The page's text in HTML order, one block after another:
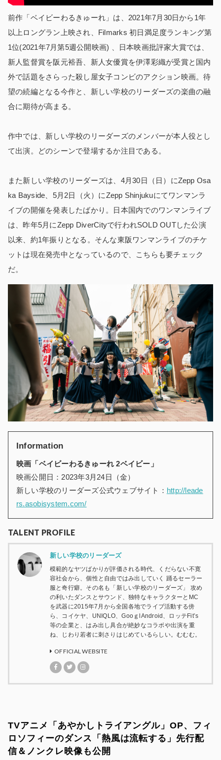
前作「ベイビーわるきゅーれ」は、2021年7月30日から1年
以上ロングラン上映され、Filmarks 初日満足度ランキング第
1位(2021年7月第5週公開映画) 、日本映画批評家大賞では、
新人監督賞を阪元裕吾、新人女優賞を伊澤彩織が受賞と国内
外で話題をさらった殺し屋女子コンビのアクション映画。待
望の続編となる今作と、新しい学校のリーダーズの楽曲の融
合に期待が高まる。
作中では、新しい学校のリーダーズのメンバーが本人役とし
て出演。どのシーンで登場するか注目である。
また新しい学校のリーダーズは、4月30日（日）にZepp Osa
ka Bayside、5月2日（火）にZepp Shinjukuにてワンマンラ
イブの開催を発表したばかり。日本国内でのワンマンライブ
は、昨年5月にZepp DiverCityで行われSOLD OUTした公演
以来、約1年振りとなる。そんな東阪ワンマンライブのチケ
ットは現在発売中となっているので、こちらも要チェック
だ。
Information
映画「ベイビーわるきゅーれ 2ベイビー」
映画公開日：2023年3月24日（金）
新しい学校のリーダーズ公式ウェブサイト： http://leade
rs.asobisystem.com/
TALENT PROFILE
新しい学校のリーダーズ
模範的なヤツばかりが評価される時代、くだらない不寛
容社会から、個性と自由ではみ出していく 踊るセーラー
服と奇行癖。その名も「新しい学校のリーダーズ」 攻め
の利いたダンスとサウンド、独特なキャラクターとMC
を武器に2015年7月から全国各地でライブ活動する傍
ら、コイケヤ、UNIQLO、GooｇlAndroid、ロッテFit’s
等の企業と、はみ出し具合が絶妙なコラボや出演を重
ね、じわり若者に刺さりはじめているらしい。むむむ。
OFFICIAL WEBSITE
TVアニメ「あやかしトライアングル」OP、フィ
ロソフィーのダンス「熱風は流転する」先行配
信＆ノンクレ映像も公開